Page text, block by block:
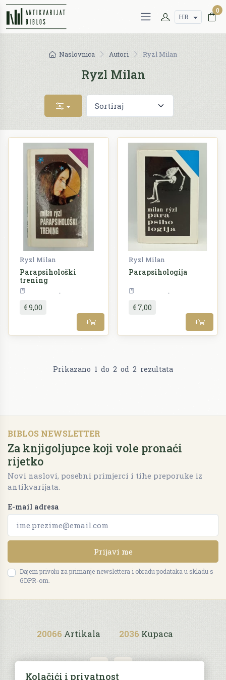
HR
0
Naslovnica Autori Ryzl Milan
Ryzl Milan
Ryzl Milan
Parapsihološki
trening
€ 9,00
+
Ryzl Milan
Parapsihologija
€ 7,00
+
Prikazano 1 do 2 od 2 rezultata
BIBLOS NEWSLETTER
Za knjigoljupce koji vole pronaći
rijetko
Novi naslovi, posebni primjerci i tihe preporuke iz
antikvarijata.
E-mail adresa
Prijavi me
Dajem privolu za primanje newslettera i obradu podataka u skladu s
GDPR-om.
20066 Artikala 2036 Kupaca
Kolačići i privatnost